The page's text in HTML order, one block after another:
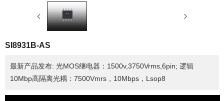
SI8931B-AS
最新产品发布: 光MOS继电器：1500v,3750Vrms,6pin; 逻辑
10Mbp高隔离光耦：7500Vmrs，10Mbps，Lsop8